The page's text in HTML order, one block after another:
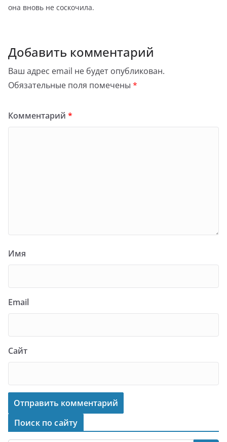
она вновь не соскочила.
Добавить комментарий
Ваш адрес email не будет опубликован.
Обязательные поля помечены *
Комментарий *
Имя
Email
Сайт
Поиск по сайту